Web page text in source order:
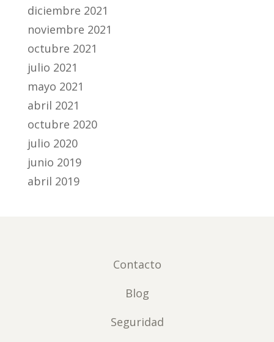
diciembre 2021
noviembre 2021
octubre 2021
julio 2021
mayo 2021
abril 2021
octubre 2020
julio 2020
junio 2019
abril 2019
Contacto
Blog
Seguridad